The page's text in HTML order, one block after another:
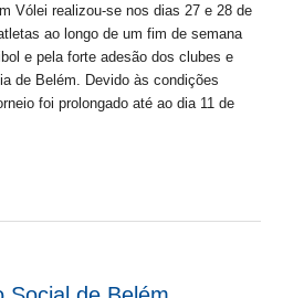
Vólei realizou-se nos dias 27 e 28 de
ao longo de um fim de semana
e pela forte adesão dos clubes e
de Belém. Devido às condições
foi prolongado até ao dia 11 de